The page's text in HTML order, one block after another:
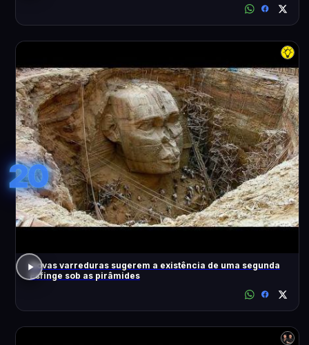
20
Novas varreduras sugerem a existência de uma segunda
Esfinge sob as pirâmides